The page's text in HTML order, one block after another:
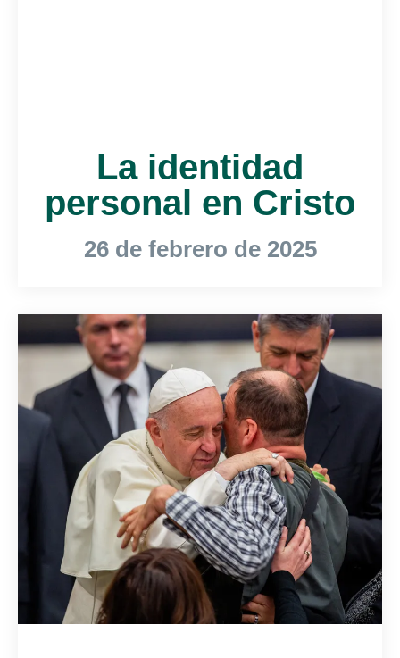
La identidad
personal en Cristo
26 de febrero de 2025